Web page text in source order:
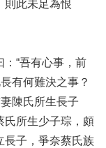
則此未足為恨
“吾有心事，前
有何難決之事？
陳氏所生長子
氏所生少子琮，頗
長子，爭奈蔡氏族